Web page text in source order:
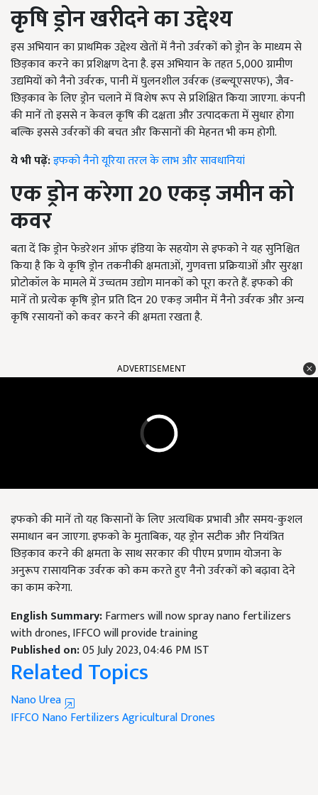
कृषि ड्रोन खरीदने का उद्देश्य
इस अभियान का प्राथमिक उद्देश्य खेतों में नैनो उर्वरकों को ड्रोन के माध्यम से
छिड़काव करने का प्रशिक्षण देना है. इस अभियान के तहत 5,000 ग्रामीण
उद्यमियों को नैनो उर्वरक,पानी में घुलनशील उर्वरक (डब्ल्यूएसएफ),जैव-
छिड़काव के लिए ड्रोन चलाने में विशेष रूप से प्रशिक्षित किया जाएगा. कंपनी
की मानें तो इससे न केवल कृषि की दक्षता और उत्पादकता में सुधार होगा
बल्कि इससे उर्वरकों की बचत और किसानों की मेहनत भी कम होगी.
ये भी पढ़ें:इफको नैनो यूरिया तरल के लाभ और सावधानियां
एक ड्रोन करेगा 20 एकड़ जमीन को
कवर
बता दें कि ड्रोन फेडरेशन ऑफ इंडिया के सहयोग से इफको ने यह सुनिश्चित
किया है कि ये कृषि ड्रोन तकनीकी क्षमताओं,गुणवत्ता प्रक्रियाओं और सुरक्षा
प्रोटोकॉल के मामले में उच्चतम उद्योग मानकों को पूरा करते हैं. इफको की
मानें तो प्रत्येक कृषि ड्रोन प्रति दिन 20 एकड़ जमीन में नैनो उर्वरक और अन्य
कृषि रसायनों को कवर करने की क्षमता रखता है.
ADVERTISEMENT
इफको की मानें तो यह किसानों के लिए अत्यधिक प्रभावी और समय-कुशल
समाधान बन जाएगा. इफको के मुताबिक,यह ड्रोन सटीक और नियंत्रित
छिड़काव करने की क्षमता के साथ सरकार की पीएम प्रणाम योजना के
अनुरूप रासायनिक उर्वरक को कम करते हुए नैनो उर्वरकों को बढ़ावा देने
का काम करेगा.
English Summary:Farmers will now spray nano fertilizers
with drones, IFFCO will provide training
Published on:05 July 2023, 04:46 PM IST
Related Topics
Nano Urea
IFFCONano FertilizersAgricultural Drones